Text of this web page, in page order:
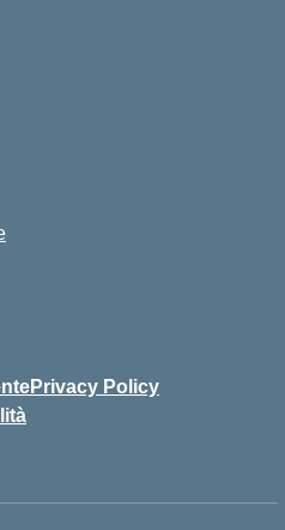
Privacy Policy